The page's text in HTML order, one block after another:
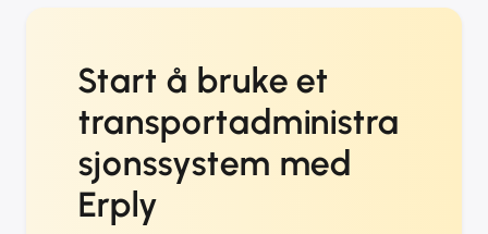
Start å bruke et
transportadministra
sjonssystem med
Erply